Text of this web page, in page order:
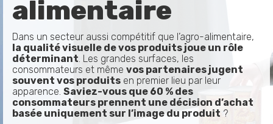
alimentaire
Dans un secteur aussi compétitif que l’agro-alimentaire,
la qualité visuelle de vos produits joue un rôle
déterminant. Les grandes surfaces, les
consommateurs et même vos partenaires jugent
souvent vos produits en premier lieu par leur
apparence. Saviez-vous que 60 % des
consommateurs prennent une décision d’achat
basée uniquement sur l’image du produit ?